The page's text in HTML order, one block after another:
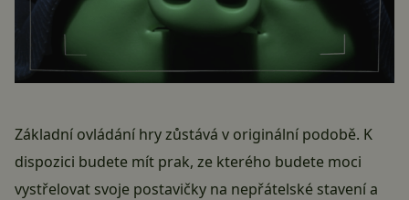
Základní ovládání hry zůstává v originální podobě. K
dispozici budete mít prak, ze kterého budete moci
vystřelovat svoje postavičky na nepřátelské stavení a